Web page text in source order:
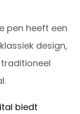
pen heeft een
design,
biedt